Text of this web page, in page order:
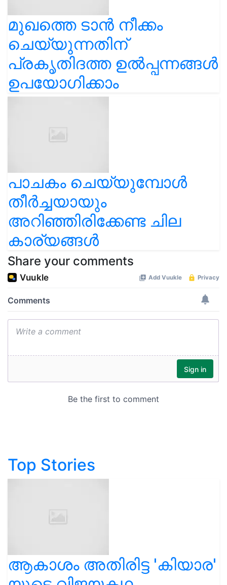
മുഖത്തെ ടാൻ നീക്കം
ചെയ്യുന്നതിന്
പ്രകൃതിദത്ത ഉൽപ്പന്നങ്ങൾ
ഉപയോഗിക്കാം
പാചകം ചെയ്യുമ്പോള്‍
തീർച്ചയായും
അറിഞ്ഞിരിക്കേണ്ട ചില
കാര്യങ്ങള്‍
Share your comments
Top Stories
ആകാശം അതിരിട്ട 'കിയാര'